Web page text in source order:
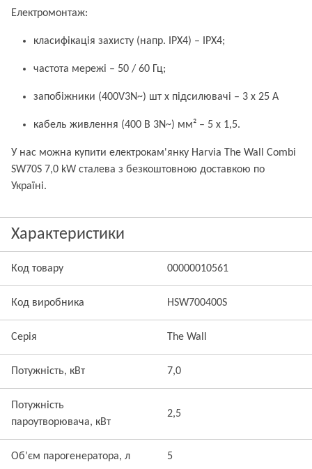
Електромонтаж:
класифікація захисту (напр. IPX4) – IPX4;
частота мережі – 50 / 60 Гц;
запобіжники (400V3N~) шт х підсилювачі – 3 x 25 А
кабель живлення (400 В 3N~) мм² – 5 x 1,5.
У нас можна купити електрокам'янку Harvia The Wall Combi
SW70S 7,0 kW сталева з безкоштовною доставкою по
Україні.
Характеристики
Код товару 00000010561
Код виробника HSW700400S
Серія The Wall
Потужність, кВт 7,0
Потужність
пароутворювача, кВт
2,5
Об’єм парогенератора, л 5